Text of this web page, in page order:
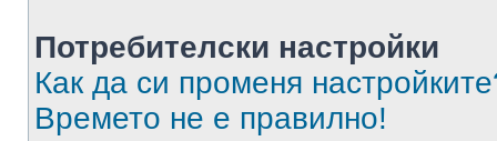
Потребителски настройки
Как да си променя
Времето не е правилно!